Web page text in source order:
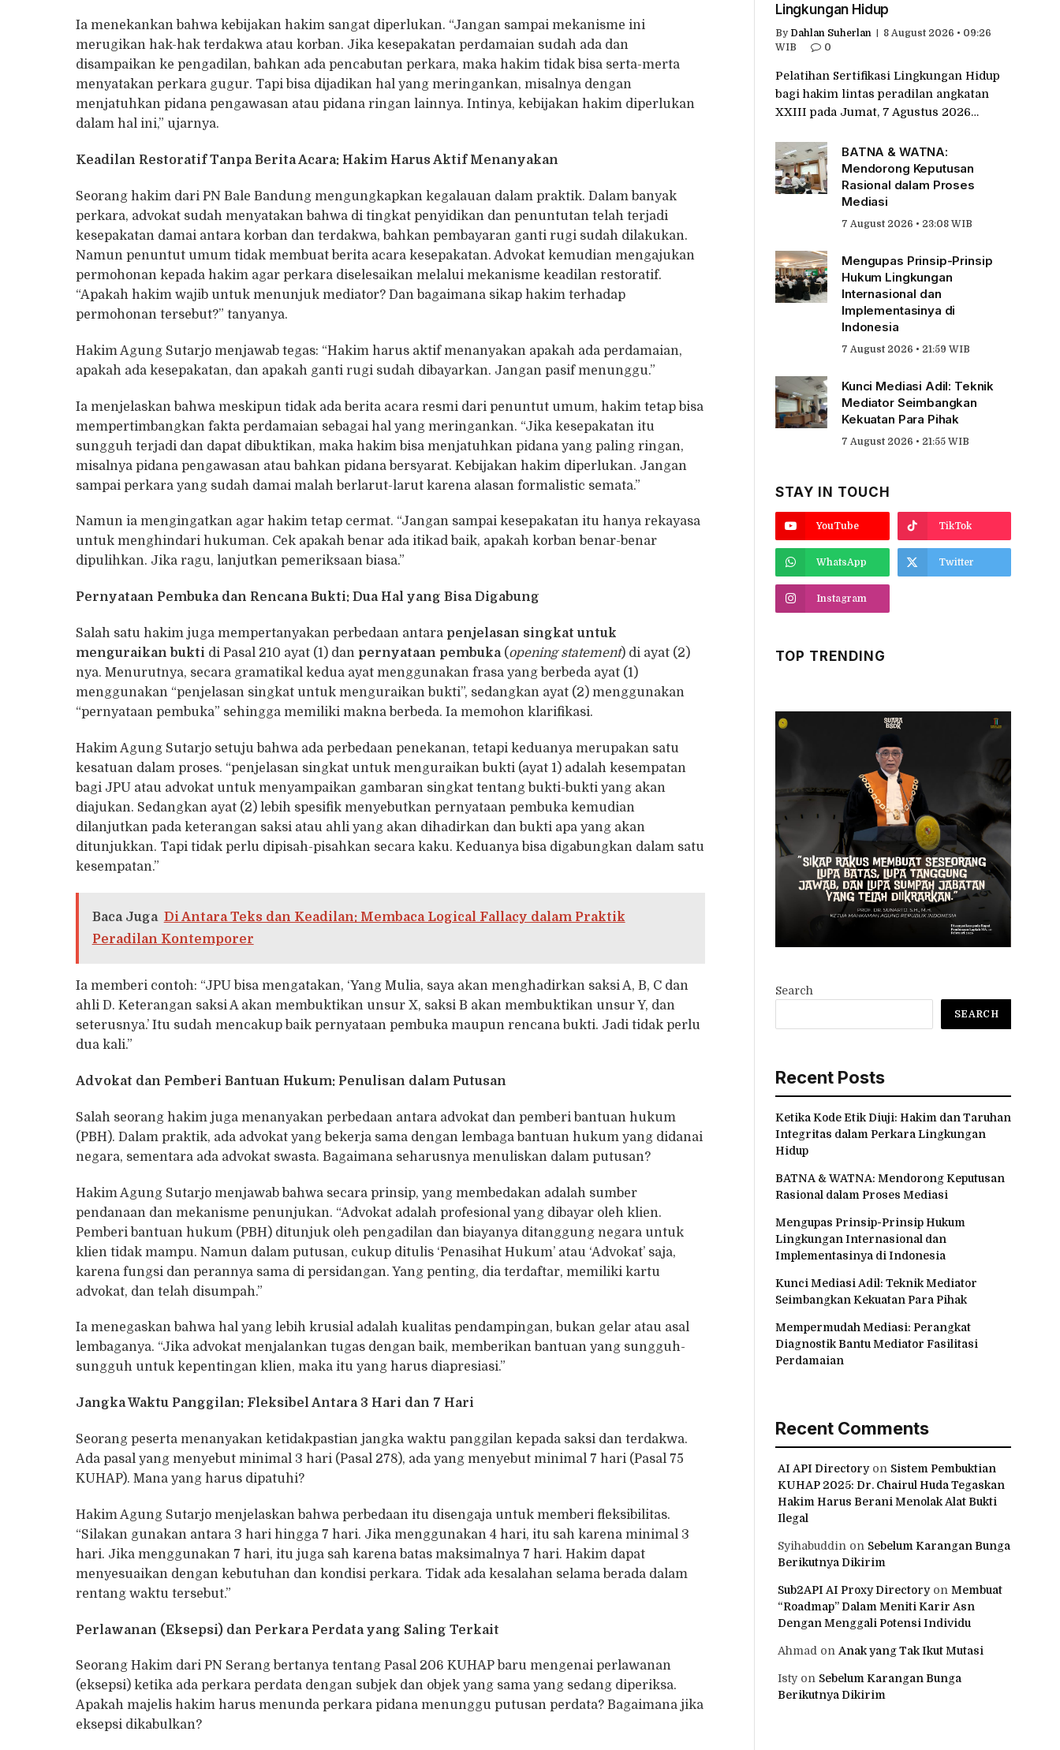
Ia menekankan bahwa kebijakan hakim sangat diperlukan. “Jangan sampai mekanisme ini
merugikan hak-hak terdakwa atau korban. Jika kesepakatan perdamaian sudah ada dan
disampaikan ke pengadilan, bahkan ada pencabutan perkara, maka hakim tidak bisa serta-merta
menyatakan perkara gugur. Tapi bisa dijadikan hal yang meringankan, misalnya dengan
menjatuhkan pidana pengawasan atau pidana ringan lainnya. Intinya, kebijakan hakim diperlukan
dalam hal ini,” ujarnya.
Keadilan Restoratif Tanpa Berita Acara: Hakim Harus Aktif Menanyakan
Seorang hakim dari PN Bale Bandung mengungkapkan kegalauan dalam praktik. Dalam banyak
perkara, advokat sudah menyatakan bahwa di tingkat penyidikan dan penuntutan telah terjadi
kesepakatan damai antara korban dan terdakwa, bahkan pembayaran ganti rugi sudah dilakukan.
Namun penuntut umum tidak membuat berita acara kesepakatan. Advokat kemudian mengajukan
permohonan kepada hakim agar perkara diselesaikan melalui mekanisme keadilan restoratif.
“Apakah hakim wajib untuk menunjuk mediator? Dan bagaimana sikap hakim terhadap
permohonan tersebut?” tanyanya.
Hakim Agung Sutarjo menjawab tegas: “Hakim harus aktif menanyakan apakah ada perdamaian,
apakah ada kesepakatan, dan apakah ganti rugi sudah dibayarkan. Jangan pasif menunggu.”
Ia menjelaskan bahwa meskipun tidak ada berita acara resmi dari penuntut umum, hakim tetap bisa
mempertimbangkan fakta perdamaian sebagai hal yang meringankan. “Jika kesepakatan itu
sungguh terjadi dan dapat dibuktikan, maka hakim bisa menjatuhkan pidana yang paling ringan,
misalnya pidana pengawasan atau bahkan pidana bersyarat. Kebijakan hakim diperlukan. Jangan
sampai perkara yang sudah damai malah berlarut-larut karena alasan formalistic semata.”
Namun ia mengingatkan agar hakim tetap cermat. “Jangan sampai kesepakatan itu hanya rekayasa
untuk menghindari hukuman. Cek apakah benar ada itikad baik, apakah korban benar-benar
dipulihkan. Jika ragu, lanjutkan pemeriksaan biasa.”
Pernyataan Pembuka dan Rencana Bukti: Dua Hal yang Bisa Digabung
Salah satu hakim juga mempertanyakan perbedaan antara penjelasan singkat untuk
menguraikan bukti di Pasal 210 ayat (1) dan pernyataan pembuka(opening statement) di ayat (2)
nya. Menurutnya, secara gramatikal kedua ayat menggunakan frasa yang berbeda ayat (1)
menggunakan “penjelasan singkat untuk menguraikan bukti”, sedangkan ayat (2) menggunakan
“pernyataan pembuka” sehingga memiliki makna berbeda. Ia memohon klarifikasi.
Hakim Agung Sutarjo setuju bahwa ada perbedaan penekanan, tetapi keduanya merupakan satu
kesatuan dalam proses. “penjelasan singkat untuk menguraikan bukti (ayat 1) adalah kesempatan
bagi JPU atau advokat untuk menyampaikan gambaran singkat tentang bukti-bukti yang akan
diajukan. Sedangkan ayat (2) lebih spesifik menyebutkan pernyataan pembuka kemudian
dilanjutkan pada keterangan saksi atau ahli yang akan dihadirkan dan bukti apa yang akan
ditunjukkan. Tapi tidak perlu dipisah-pisahkan secara kaku. Keduanya bisa digabungkan dalam satu
kesempatan.”
Baca Juga Di Antara Teks dan Keadilan: Membaca Logical Fallacy dalam Praktik
Peradilan Kontemporer
Ia memberi contoh: “JPU bisa mengatakan, ‘Yang Mulia, saya akan menghadirkan saksi A, B, C dan
ahli D. Keterangan saksi A akan membuktikan unsur X, saksi B akan membuktikan unsur Y, dan
seterusnya.’ Itu sudah mencakup baik pernyataan pembuka maupun rencana bukti. Jadi tidak perlu
dua kali.”
Advokat dan Pemberi Bantuan Hukum: Penulisan dalam Putusan
Salah seorang hakim juga menanyakan perbedaan antara advokat dan pemberi bantuan hukum
(PBH). Dalam praktik, ada advokat yang bekerja sama dengan lembaga bantuan hukum yang didanai
negara, sementara ada advokat swasta. Bagaimana seharusnya menuliskan dalam putusan?
Hakim Agung Sutarjo menjawab bahwa secara prinsip, yang membedakan adalah sumber
pendanaan dan mekanisme penunjukan. “Advokat adalah profesional yang dibayar oleh klien.
Pemberi bantuan hukum (PBH) ditunjuk oleh pengadilan dan biayanya ditanggung negara untuk
klien tidak mampu. Namun dalam putusan, cukup ditulis ‘Penasihat Hukum’ atau ‘Advokat’ saja,
karena fungsi dan perannya sama di persidangan. Yang penting, dia terdaftar, memiliki kartu
advokat, dan telah disumpah.”
Ia menegaskan bahwa hal yang lebih krusial adalah kualitas pendampingan, bukan gelar atau asal
lembaganya. “Jika advokat menjalankan tugas dengan baik, memberikan bantuan yang sungguh-
sungguh untuk kepentingan klien, maka itu yang harus diapresiasi.”
Jangka Waktu Panggilan: Fleksibel Antara 3 Hari dan 7 Hari
Seorang peserta menanyakan ketidakpastian jangka waktu panggilan kepada saksi dan terdakwa.
Ada pasal yang menyebut minimal 3 hari (Pasal 278), ada yang menyebut minimal 7 hari (Pasal 75
KUHAP). Mana yang harus dipatuhi?
Hakim Agung Sutarjo menjelaskan bahwa perbedaan itu disengaja untuk memberi fleksibilitas.
“Silakan gunakan antara 3 hari hingga 7 hari. Jika menggunakan 4 hari, itu sah karena minimal 3
hari. Jika menggunakan 7 hari, itu juga sah karena batas maksimalnya 7 hari. Hakim dapat
menyesuaikan dengan kebutuhan dan kondisi perkara. Tidak ada kesalahan selama berada dalam
rentang waktu tersebut.”
Perlawanan (Eksepsi) dan Perkara Perdata yang Saling Terkait
Seorang Hakim dari PN Serang bertanya tentang Pasal 206 KUHAP baru mengenai perlawanan
(eksepsi) ketika ada perkara perdata dengan subjek dan objek yang sama yang sedang diperiksa.
Apakah majelis hakim harus menunda perkara pidana menunggu putusan perdata? Bagaimana jika
eksepsi dikabulkan?
Lingkungan Hidup
By Dahlan Suherlan
8 August 2026 • 09:26
WIB
0
Pelatihan Sertifikasi Lingkungan Hidup
bagi hakim lintas peradilan angkatan
XXIII pada Jumat, 7 Agustus 2026…
BATNA & WATNA:
Mendorong Keputusan
Rasional dalam Proses
Mediasi
7 August 2026 • 23:08 WIB
Mengupas Prinsip-Prinsip
Hukum Lingkungan
Internasional dan
Implementasinya di
Indonesia
7 August 2026 • 21:59 WIB
Kunci Mediasi Adil: Teknik
Mediator Seimbangkan
Kekuatan Para Pihak
7 August 2026 • 21:55 WIB
STAY IN TOUCH
YouTube TikTok
WhatsApp Twitter
Instagram
TOP TRENDING
Search
SEARCH
Recent Posts
Ketika Kode Etik Diuji: Hakim dan Taruhan
Integritas dalam Perkara Lingkungan
Hidup
BATNA & WATNA: Mendorong Keputusan
Rasional dalam Proses Mediasi
Mengupas Prinsip-Prinsip Hukum
Lingkungan Internasional dan
Implementasinya di Indonesia
Kunci Mediasi Adil: Teknik Mediator
Seimbangkan Kekuatan Para Pihak
Mempermudah Mediasi: Perangkat
Diagnostik Bantu Mediator Fasilitasi
Perdamaian
Recent Comments
AI API Directoryon Sistem Pembuktian
KUHAP 2025: Dr. Chairul Huda Tegaskan
Hakim Harus Berani Menolak Alat Bukti
Ilegal
Syihabuddin on Sebelum Karangan Bunga
Berikutnya Dikirim
Sub2API AI Proxy Directoryon Membuat
“Roadmap” Dalam Meniti Karir Asn
Dengan Menggali Potensi Individu
Ahmad on Anak yang Tak Ikut Mutasi
Istyon Sebelum Karangan Bunga
Berikutnya Dikirim